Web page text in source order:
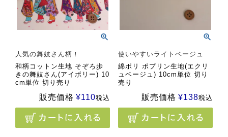
人気の舞妓さん柄！
和柄コットン生地 そぞろ歩
きの舞妓さん(アイボリー) 10
cm単位 切り売り
販売価格 ¥110税込
使いやすいライトベージュ
綿ポリ ポプリン生地(エクリ
ュベージュ) 10cm単位 切り
売り
販売価格 ¥138税込